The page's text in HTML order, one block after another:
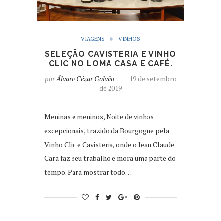
VIAGENS VINHOS
SELEÇÃO CAVISTERIA E VINHO
CLIC NO LOMA CASA E CAFÉ.
porÁlvaro Cézar Galvão
19 de setembro
de 2019
Meninas e meninos, Noite de vinhos
excepcionais, trazido da Bourgogne pela
Vinho Clic e Cavisteria, onde o Jean Claude
Cara faz seu trabalho e mora uma parte do
tempo. Para mostrar todo…